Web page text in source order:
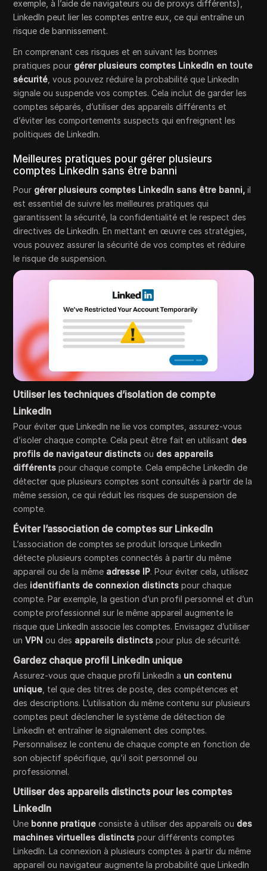
exemple, à l’aide de navigateurs ou de proxys différents),
LinkedIn peut lier les comptes entre eux, ce qui entraîne un
risque de bannissement.
En comprenant ces risques et en suivant les bonnes
pratiques pour gérer plusieurs comptes LinkedIn en toute
sécurité , vous pouvez réduire la probabilité que LinkedIn
signale ou suspende vos comptes. Cela inclut de garder les
comptes séparés, d’utiliser des appareils différents et
d’éviter les comportements suspects qui enfreignent les
politiques de LinkedIn.
Meilleures pratiques pour gérer plusieurs
comptes LinkedIn sans être banni
Pour gérer plusieurs comptes LinkedIn sans être banni, il
est essentiel de suivre les meilleures pratiques qui
garantissent la sécurité, la confidentialité et le respect des
directives de LinkedIn. En mettant en œuvre ces stratégies,
vous pouvez assurer la sécurité de vos comptes et réduire
le risque de suspension.
Utiliser les techniques d’isolation de compte
LinkedIn
Pour éviter que LinkedIn ne lie vos comptes, assurez-vous
d’isoler chaque compte. Cela peut être fait en utilisant des
profils de navigateur distincts ou des appareils
différents pour chaque compte. Cela empêche LinkedIn de
détecter que plusieurs comptes sont consultés à partir de la
même session, ce qui réduit les risques de suspension de
compte.
Éviter l’association de comptes sur LinkedIn
L’association de comptes se produit lorsque LinkedIn
détecte plusieurs comptes connectés à partir du même
appareil ou de la même adresse IP. Pour éviter cela, utilisez
des identifiants de connexion distincts pour chaque
compte. Par exemple, la gestion d’un profil personnel et d’un
compte professionnel sur le même appareil augmente le
risque que LinkedIn associe les comptes. Envisagez d’utiliser
unVPN ou des appareils distincts pour plus de sécurité.
Gardez chaque profil LinkedIn unique
Assurez-vous que chaque profil LinkedIn a un contenu
unique , tel que des titres de poste, des compétences et
des descriptions. L’utilisation du même contenu sur plusieurs
comptes peut déclencher le système de détection de
LinkedIn et entraîner le signalement des comptes.
Personnalisez le contenu de chaque compte en fonction de
son objectif spécifique, qu’il soit personnel ou
professionnel.
Utiliser des appareils distincts pour les comptes
LinkedIn
Une bonne pratique consiste à utiliser des appareils ou des
machines virtuelles distincts pour différents comptes
LinkedIn. La connexion à plusieurs comptes à partir du même
appareil ou navigateur augmente la probabilité que LinkedIn